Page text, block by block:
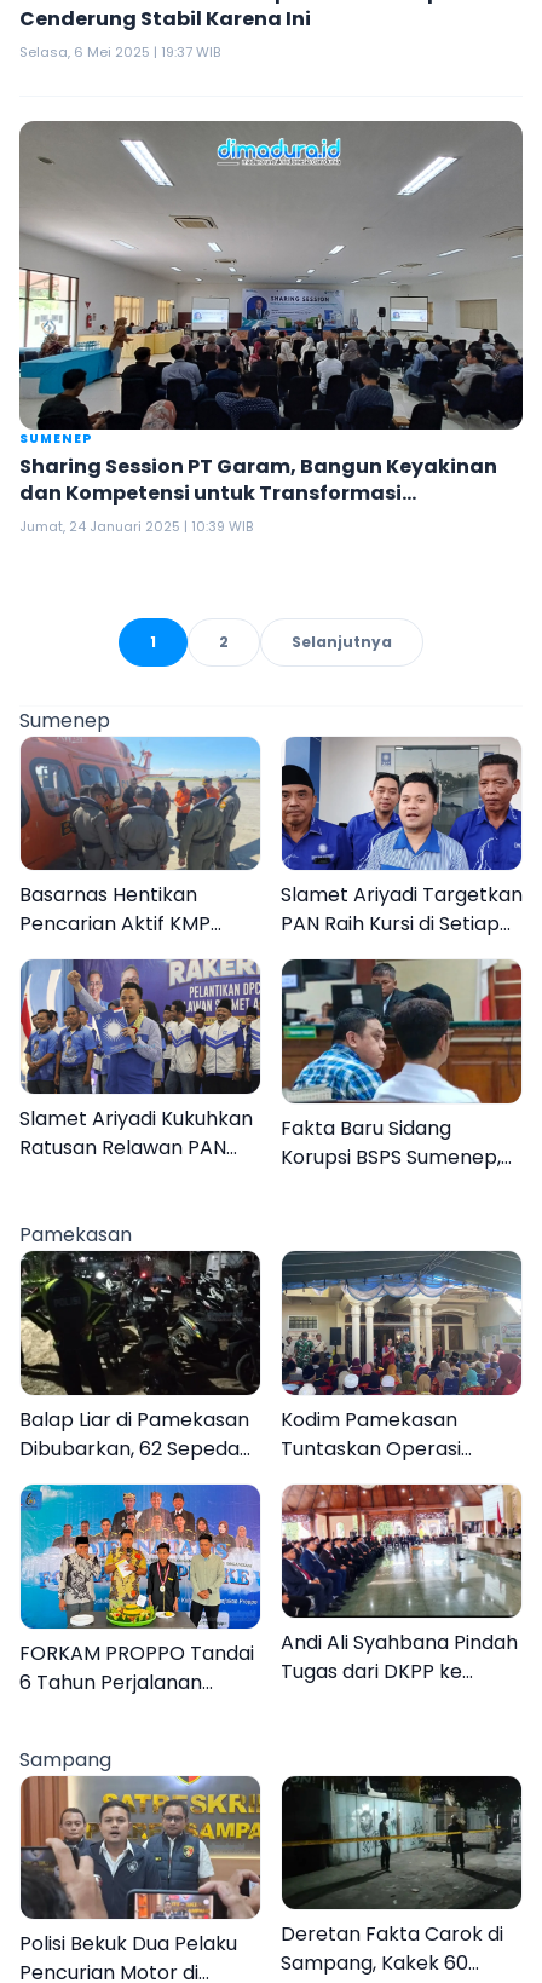
Cenderung Stabil Karena Ini
Selasa, 6 Mei 2025 | 19:37 WIB
SUMENEP
Sharing Session PT Garam, Bangun Keyakinan
dan Kompetensi untuk Transformasi
Perusahaan
Jumat, 24 Januari 2025 | 10:39 WIB
1 2 Selanjutnya
Sumenep
Basarnas Hentikan
Pencarian Aktif KMP
Mutiara Sentosa II, Empat
Orang Masih Hilang
Slamet Ariyadi Targetkan
PAN Raih Kursi di Setiap
Dapil Sumenep pada
2029
Slamet Ariyadi Kukuhkan
Ratusan Relawan PAN
Rakyat
Fakta Baru Sidang
Korupsi BSPS Sumenep,
Pamekasan
Balap Liar di Pamekasan
Dibubarkan, 62 Sepeda
Motor Diamankan
Kodim Pamekasan
Tuntaskan Operasi
Katarak Gratis, 160
Warga Kembali Melihat
Lebih Jelas
FORKAM PROPPO Tandai
6 Tahun Perjalanan
Organisasi
Andi Ali Syahbana Pindah
Tugas dari DKPP ke
Sampang
Polisi Bekuk Dua Pelaku
Pencurian Motor di
Deretan Fakta Carok di
Sampang, Kakek 60